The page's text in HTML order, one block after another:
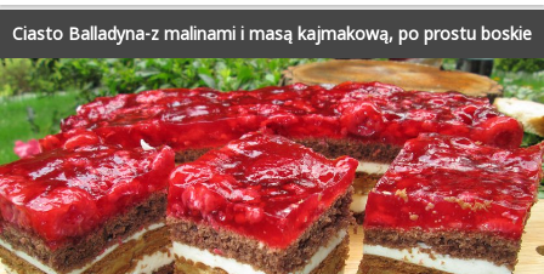
Ciasto Balladyna-z malinami i masą kajmakową, po prostu boskie